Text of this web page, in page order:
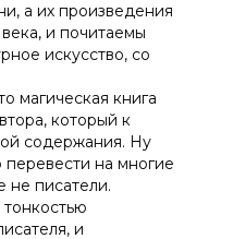
а их произведения
и почитаемы
искусство, со
магическая книга
который к
содержания. Ну
перевести на многие
не писатели.
и